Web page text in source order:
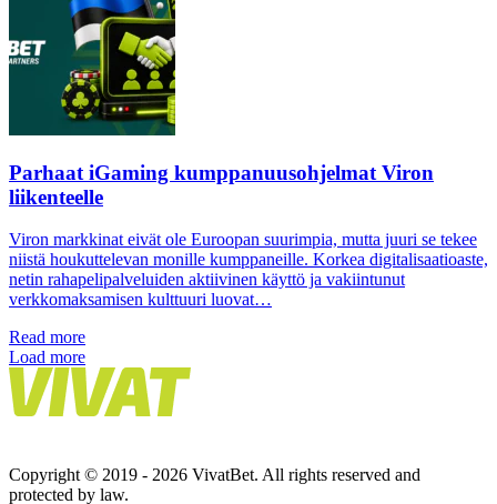
Parhaat iGaming kumppanuusohjelmat Viron
liikenteelle
Viron markkinat eivät ole Euroopan suurimpia, mutta juuri se tekee
niistä houkuttelevan monille kumppaneille. Korkea digitalisaatioaste,
netin rahapelipalveluiden aktiivinen käyttö ja vakiintunut
verkkomaksamisen kulttuuri luovat…
Read more
Load more
Copyright © 2019 - 2026 VivatBet. All rights reserved and
protected by law.